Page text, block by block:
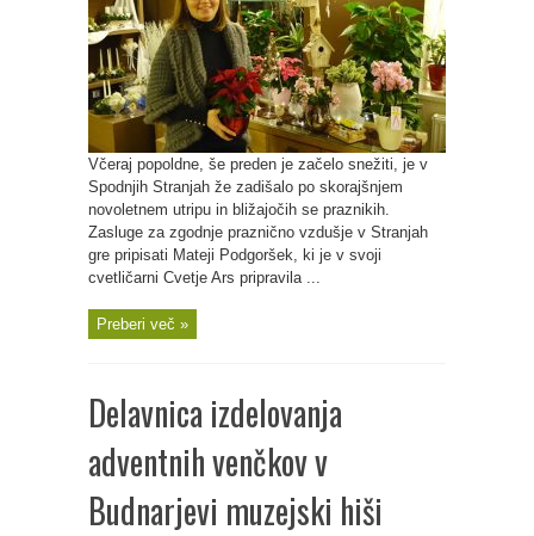
Včeraj popoldne, še preden je začelo snežiti, je v
Spodnjih Stranjah že zadišalo po skorajšnjem
novoletnem utripu in bližajočih se praznikih.
Zasluge za zgodnje praznično vzdušje v Stranjah
gre pripisati Mateji Podgoršek, ki je v svoji
cvetličarni Cvetje Ars pripravila ...
Preberi več »
Delavnica izdelovanja
adventnih venčkov v
Budnarjevi muzejski hiši